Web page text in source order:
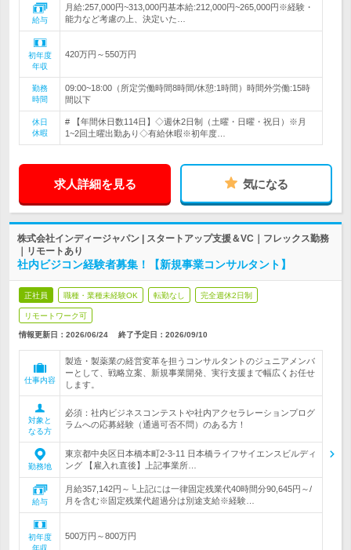
給与
月給:257,000円~313,000円基本給:212,000円~265,000円※経験・
能力など考慮の上、決定いた…
初年度
年収
420万円～550万円
勤務
時間
09:00~18:00（所定労働時間8時間/休憩:1時間）時間外労働:15時
間以下
休日
休暇
# 【年間休日数114日】◇週休2日制（土曜・日曜・祝日）※月
1~2回土曜出勤あり◇有給休暇※初年度…
求人詳細を見る 気になる
株式会社インディージャパン | スタートアップ支援＆VC｜フレックス勤務
｜リモートあり
社内ビジコン経験者募集！【新規事業コンサルタント】
正社員 職種・業種未経験OK 転勤なし 完全週休2日制
リモートワーク可
情報更新日：2026/06/24 終了予定日： 2026/09/10
仕事内容
製造・製薬業の経営変革を担うコンサルタントのジュニアメンバ
ーとして、戦略立案、新規事業開発、実行支援まで幅広くお任せ
します。
対象と
なる方
必須：社内ビジネスコンテストや社内アクセラレーションプログ
ラムへの応募経験（通過可否不問）のある方！
勤務地
東京都中央区日本橋本町2-3-11 日本橋ライフサイエンスビルディ
ング 【雇入れ直後】上記事業所…
給与
月給357,142円～└上記には一律固定残業代40時間分90,645円～/
月を含む※固定残業代超過分は別途支給※経験…
初年度
年収
500万円～800万円